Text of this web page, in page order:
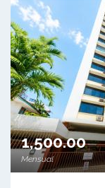
1,500.00
Mensual